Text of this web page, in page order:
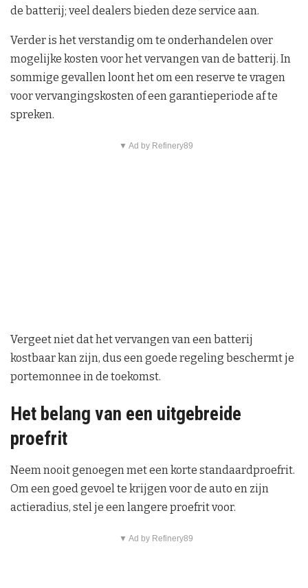
de batterij; veel dealers bieden deze service aan.
Verder is het verstandig om te onderhandelen over
mogelijke kosten voor het vervangen van de batterij. In
sommige gevallen loont het om een reserve te vragen
voor vervangingskosten of een garantieperiode af te
spreken.
▼ Ad by Refinery89
Vergeet niet dat het vervangen van een batterij
kostbaar kan zijn, dus een goede regeling beschermt je
portemonnee in de toekomst.
Het belang van een uitgebreide
proefrit
Neem nooit genoegen met een korte standaardproefrit.
Om een goed gevoel te krijgen voor de auto en zijn
actieradius, stel je een langere proefrit voor.
▼ Ad by Refinery89